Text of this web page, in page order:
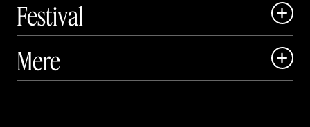
Festival

 Art Matter Festival
Mere 